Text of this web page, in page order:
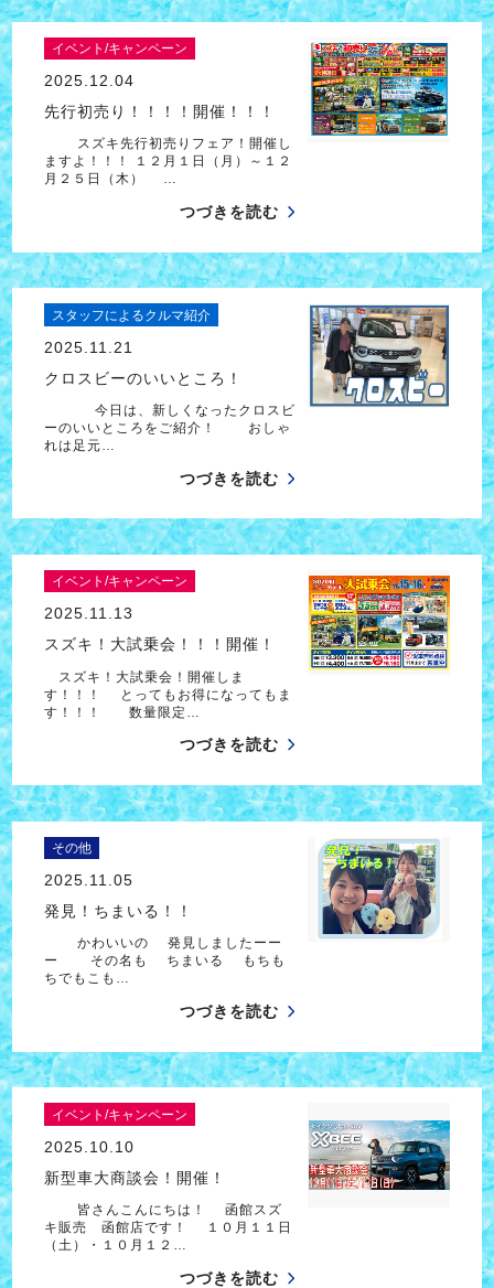
イベント/キャンペーン
2025.12.04
先行初売り！！！！開催！！！
スズキ先行初売りフェア！開催し
ますよ！！！ １２月１日（月）～１２
月２５日（木） …
つづきを読む
スタッフによるクルマ紹介
2025.11.21
クロスビーのいいところ！
今日は、新しくなったクロスビ
ーのいいところをご紹介！ おしゃ
れは足元…
つづきを読む
イベント/キャンペーン
2025.11.13
スズキ！大試乗会！！！開催！
スズキ！大試乗会！開催しま
す！！！ とってもお得になってもま
す！！！ 数量限定…
つづきを読む
その他
2025.11.05
発見！ちまいる！！
かわいいの 発見しましたーー
ー その名も ちまいる もちも
ちでもこも…
つづきを読む
イベント/キャンペーン
2025.10.10
新型車大商談会！開催！
皆さんこんにちは！ 函館スズ
キ販売 函館店です！ １０月１１日
（土）・１０月１２…
つづきを読む